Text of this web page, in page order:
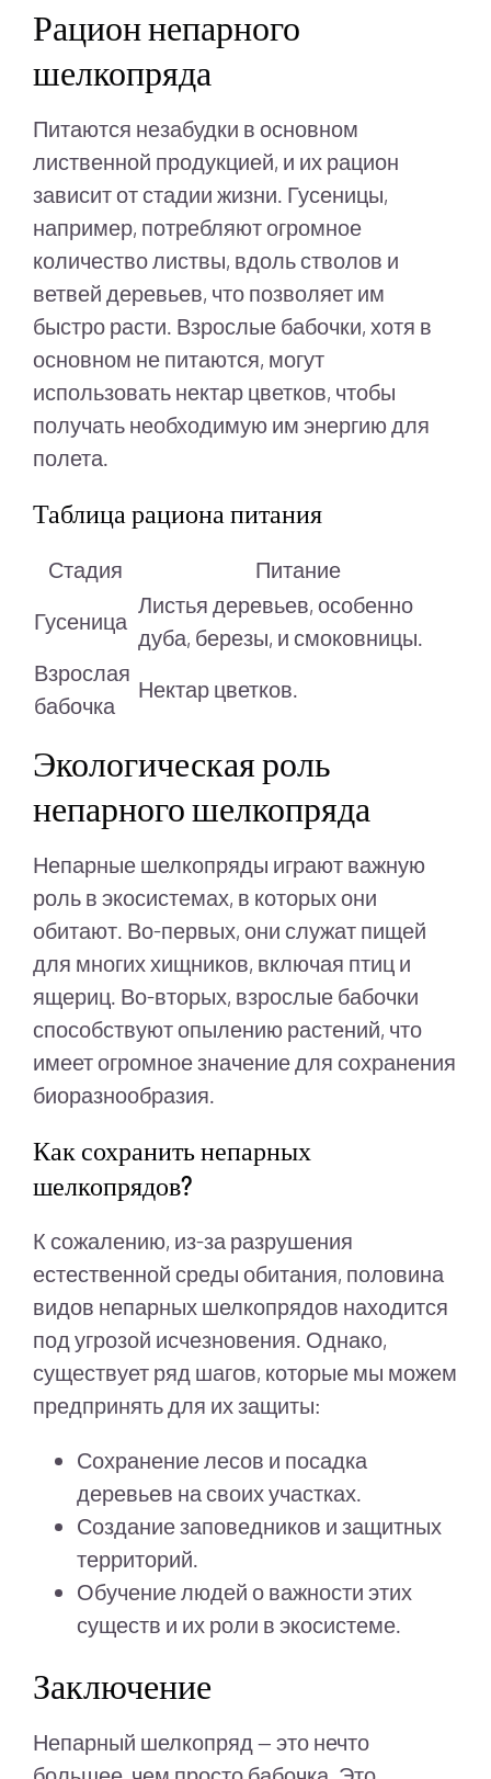
Рацион непарного
шелкопряда
Питаются незабудки в основном
лиственной продукцией, и их рацион
зависит от стадии жизни. Гусеницы,
например, потребляют огромное
количество листвы, вдоль стволов и
ветвей деревьев, что позволяет им
быстро расти. Взрослые бабочки, хотя в
основном не питаются, могут
использовать нектар цветков, чтобы
получать необходимую им энергию для
полета.
Таблица рациона питания
Стадия
Питание
Гусеница
Листья деревьев, особенно
дуба, березы, и смоковницы.
Взрослая
бабочка
Нектар цветков.
Экологическая роль
непарного шелкопряда
Непарные шелкопряды играют важную
роль в экосистемах, в которых они
обитают. Во-первых, они служат пищей
для многих хищников, включая птиц и
ящериц. Во-вторых, взрослые бабочки
способствуют опылению растений, что
имеет огромное значение для сохранения
биоразнообразия.
Как сохранить непарных
шелкопрядов?
К сожалению, из-за разрушения
естественной среды обитания, половина
видов непарных шелкопрядов находится
под угрозой исчезновения. Однако,
существует ряд шагов, которые мы можем
предпринять для их защиты:
Сохранение лесов и посадка
деревьев на своих участках.
Создание заповедников и защитных
территорий.
Обучение людей о важности этих
существ и их роли в экосистеме.
Заключение
Непарный шелкопряд — это нечто